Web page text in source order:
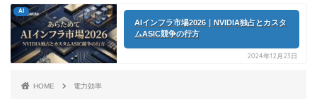
AI
AIインフラ市場2026｜NVIDIA独占とカスタ
ムASIC競争の行方
2024年12月23日
HOME 電力効率